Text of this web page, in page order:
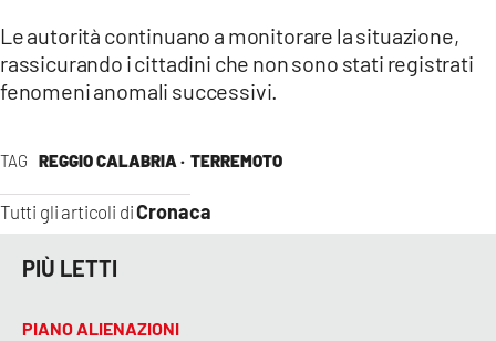
CATANZAROCHANNEL.IT
ANDROID
APPLE
TAG REGGIO CALABRIA · TERREMOTO
Tutti gli articoli diCronaca
Le autorità continuano a monitorare la situazione,
rassicurando i cittadini che non sono stati registrati
fenomeni anomali successivi.
PIÙ LETTI
PIANO ALIENAZIONI